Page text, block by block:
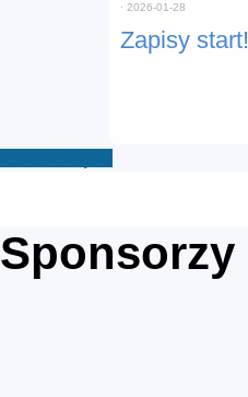
Zapisy start!
⋅ 2026-01-28
Sponsorzy